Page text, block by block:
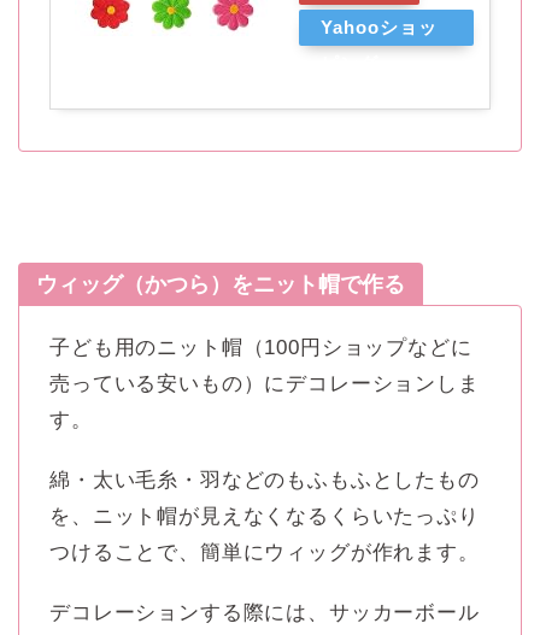
Yahooショッ
ウィッグ（かつら）をニット帽で作る
子ども用のニット帽（100円ショップなどに
売っている安いもの）にデコレーションしま
す。
綿・太い毛糸・羽などのもふもふとしたもの
を、ニット帽が見えなくなるくらいたっぷり
つけることで、簡単にウィッグが作れます。
デコレーションする際には、サッカーボール